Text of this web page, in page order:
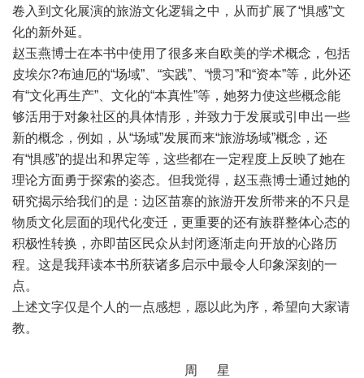
卷入到文化展演的旅游文化逻辑之中，从而扩展了“惧感”文
化的新外延。
赵玉燕博士在本书中使用了很多来自欧美的学术概念，包括
皮埃尔?布迪厄的“场域”、“实践”、“惯习”和“资本”等，此外还
有“文化再生产”、文化的“本真性”等，她努力使这些概念能
够活用于对象社区的具体情形，并致力于发展或引申出一些
新的概念，例如，从“场域”发展而来“旅游场域”概念，还
有“惧感”的提出和界定等，这些都在一定程度上反映了她在
理论方面勇于探索的姿态。但我觉得，赵玉燕博士通过她的
研究揭示给我们的是：边区苗寨的旅游开发所带来的不只是
物质文化层面的现代化变迁，更重要的还有族群整体心态的
积极性转换，亦即苗区民众从封闭逐渐走向开放的心路历
程。这是我拜读本书所获诸多启示中最令人印象深刻的一
点。
上述文字仅是个人的一点感想，愿以此为序，希望向大家请
教。
周 星